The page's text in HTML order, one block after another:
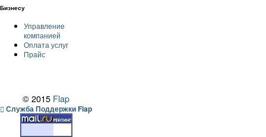
Бизнесу
Управление
компанией
Оплата услуг
Прайс
© 2015 Flap
Служба Поддержки Flap